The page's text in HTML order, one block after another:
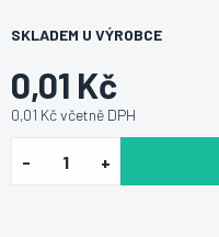
0,01 Kč
0,01 Kč včetně DPH
SKLADEM U VÝROBCE